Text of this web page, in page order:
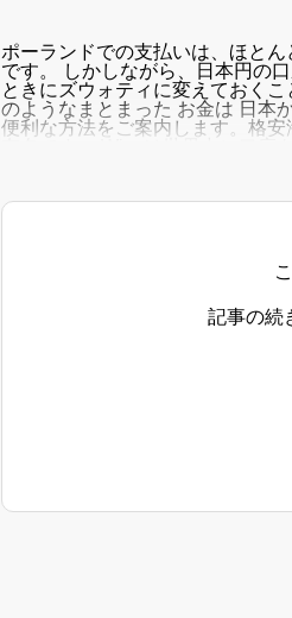
ポーランドでの支払いは、ほと
です。 しかしながら、日本円の
ときにズウォティに変えておく
のようなまとまった お金は 日本
便利な方法をご案内します。格
記事の続